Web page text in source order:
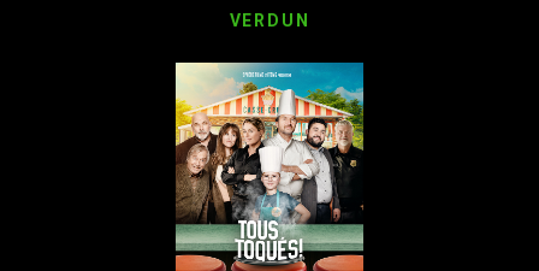
VERDUN